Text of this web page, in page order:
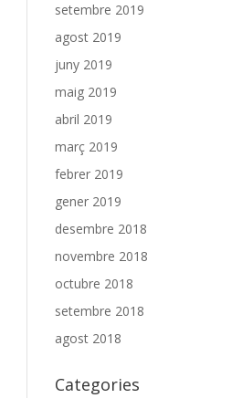
setembre 2019
agost 2019
juny 2019
maig 2019
abril 2019
març 2019
febrer 2019
gener 2019
desembre 2018
novembre 2018
octubre 2018
setembre 2018
agost 2018
Categories